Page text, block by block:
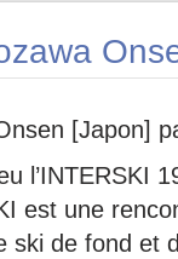
[Japon]
l’INTERSKI
est une
ski de fond et